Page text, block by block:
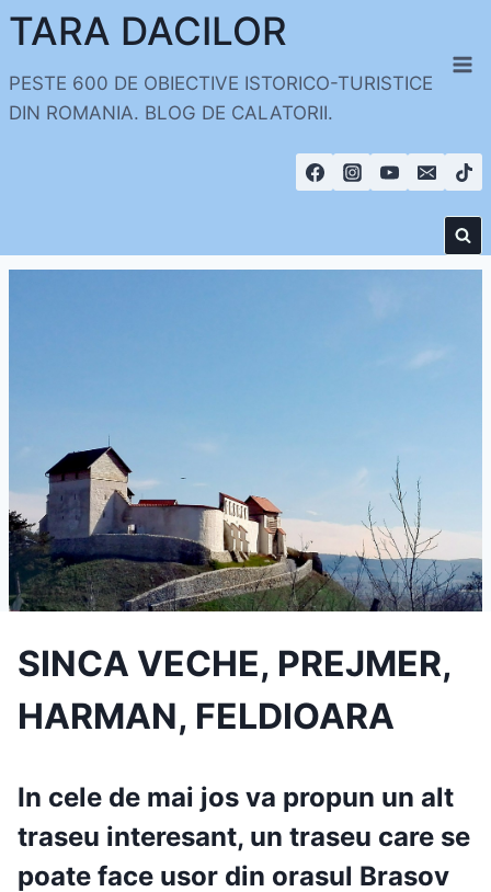
Skip
content
TARA DACILOR
PESTE 600 DE OBIECTIVE ISTORICO-TURISTICE
DIN ROMANIA. BLOG DE CALATORII.
SINCA VECHE, PREJMER,
HARMAN, FELDIOARA
In cele de mai jos va propun un alt
traseu interesant, un traseu care se
poate face usor din orasul Brasov